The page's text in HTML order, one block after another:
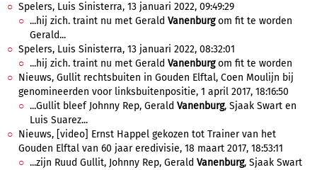
Spelers, Luis Sinisterra, 13 januari 2022, 09:49:29
...hij zich. traint nu met Gerald Vanenburgom fit te worden
Gerald...
Spelers, Luis Sinisterra, 13 januari 2022, 08:32:01
...hij zich. traint nu met Gerald Vanenburgom fit te worden
Nieuws, Gullit rechtsbuiten in Gouden Elftal, Coen Moulijn bij
genomineerden voor linksbuitenpositie, 1 april 2017, 18:16:50
...Gullit bleef Johnny Rep, Gerald Vanenburg, Sjaak Swart en
Luis Suarez...
Nieuws, [video] Ernst Happel gekozen tot Trainer van het
Gouden Elftal van 60 jaar eredivisie, 18 maart 2017, 18:53:11
...zijn Ruud Gullit, Johnny Rep, Gerald Vanenburg, Sjaak Swart